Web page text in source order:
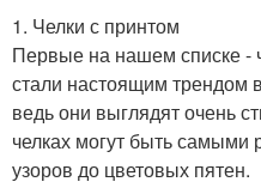
1. Челки с принтом
Первые на нашем списке -
стали настоящим трендом
ведь они выглядят очень
челках могут быть самыми
узоров до цветовых пятен.